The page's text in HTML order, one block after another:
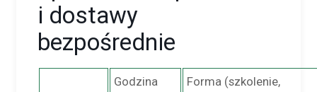
i dostawy
bezpośrednie
Godzina
Forma (szkolenie,